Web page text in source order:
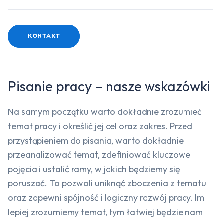
KONTAKT
Pisanie pracy – nasze wskazówki
Na samym początku warto dokładnie zrozumieć
temat pracy i określić jej cel oraz zakres. Przed
przystąpieniem do pisania, warto dokładnie
przeanalizować temat, zdefiniować kluczowe
pojęcia i ustalić ramy, w jakich będziemy się
poruszać. To pozwoli uniknąć zboczenia z tematu
oraz zapewni spójność i logiczny rozwój pracy. Im
lepiej zrozumiemy temat, tym łatwiej będzie nam